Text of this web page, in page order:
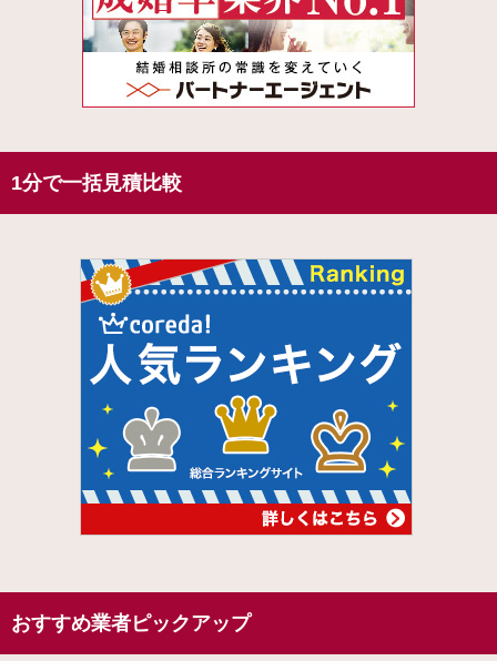
1分で一括見積比較
おすすめ業者ピックアップ